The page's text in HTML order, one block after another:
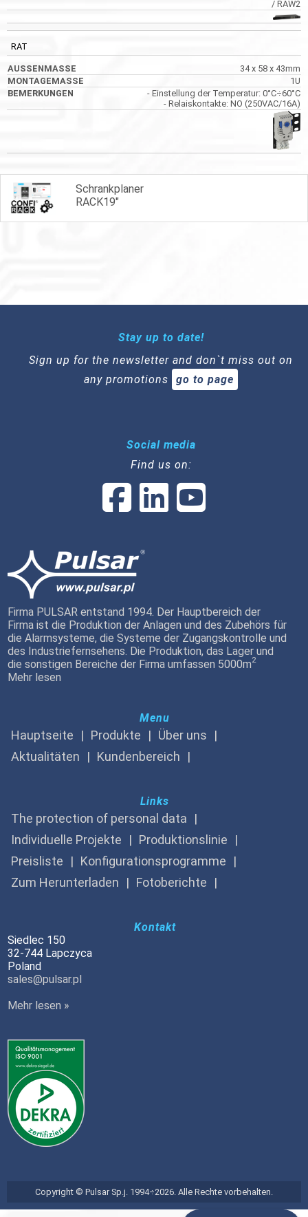
/ RAW2
RAT
34 x 58 x 43mm
1U
- Einstellung der Temperatur: 0°C÷60°C
- Relaiskontakte: NO (250VAC/16A)
Schrankplaner
RACK19"
Stay up to date!
Sign up for the newsletter and don`t miss out on
any promotions
go to page
Social media
Find us on:
Firma PULSAR entstand 1994. Der Hauptbereich der
Firma ist die Produktion der Anlagen und des Zubehörs für
die Alarmsysteme, die Systeme der Zugangskontrolle und
des Industriefernsehens. Die Produktion, das Lager und
die sonstigen Bereiche der Firma umfassen 5000m2
Mehr lesen
Menu
Hauptseite Produkte
Über uns
Aktualitäten
Kundenbereich
Links
The protection of personal data
Individuelle Projekte
Produktionslinie
Preisliste
Konfigurationsprogramme
Zum Herunterladen
Fotoberichte
Kontakt
Siedlec 150
32-744 Lapczyca
Poland
sales@pulsar.pl
Mehr lesen »
Copyright © Pulsar Sp.j. 1994÷2026. Alle Rechte vorbehalten.